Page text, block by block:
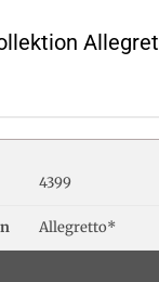
4399
Allegretto*